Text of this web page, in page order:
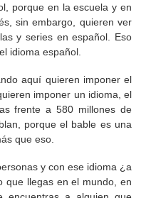
porque en la escuela y en
sin embargo, quieren ver
y series en español. Eso
idioma español.
aquí quieren imponer el
imponer un idioma, el
frente a 580 millones de
porque el bable es una
que eso.
y con ese idioma ¿a
que llegas en el mundo, en